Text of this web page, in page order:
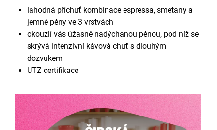
lahodná příchuť kombinace espressa, smetany a
jemné pěny ve 3 vrstvách
okouzlí vás úžasně nadýchanou pěnou, pod níž se
skrývá intenzivní kávová chuť s dlouhým
dozvukem
UTZ certifikace